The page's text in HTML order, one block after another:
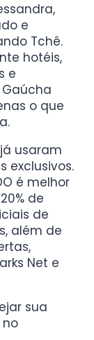
e
Tchê.
hotéis,
e
o que
usaram
exclusivos.
é melhor
de
de
além de
Net e
sua